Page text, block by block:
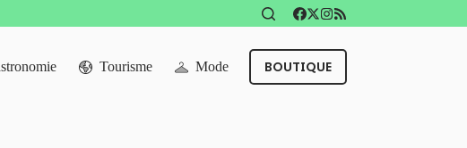
Tourisme Mode BOUTIQUE